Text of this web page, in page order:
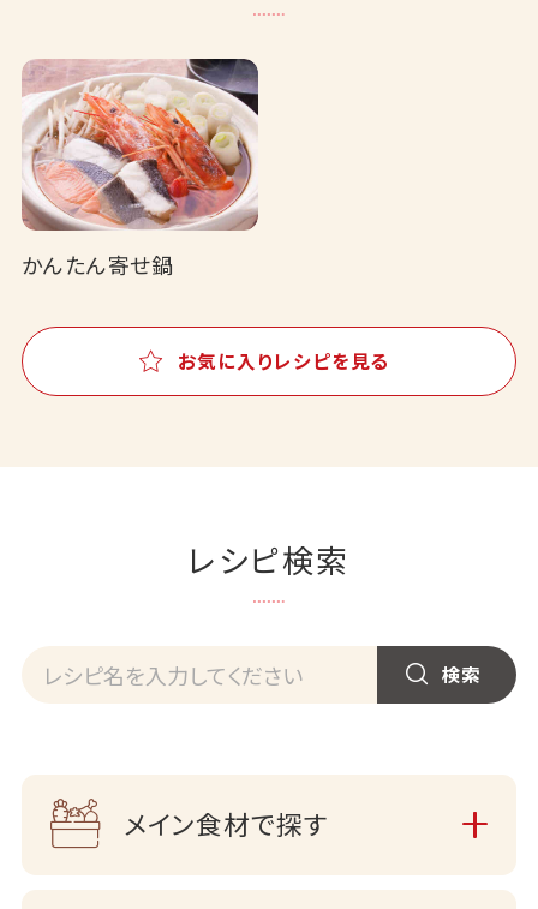
かんたん寄せ鍋
お気に入りレシピを見る
レシピ検索
メイン食材で探す